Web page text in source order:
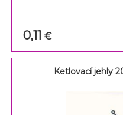
0,11€
Ketlovací jehly